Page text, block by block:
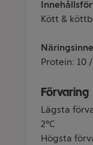
Kött &
Protein: 10
Förvaring
Lägsta
2°C
Högsta